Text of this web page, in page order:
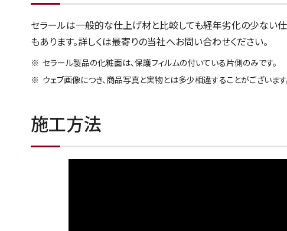
セラールは一般的な仕上げ材と比較しても経年劣化の少ない
もあります。詳しくは最寄りの当社へお問い合わせください。
セラール製品の化粧面は、保護フィルムの付いている片側のみです。
ウェブ画像につき、商品写真と実物とは多少相違することがございます
施工方法